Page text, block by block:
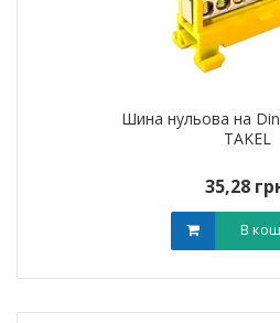
Шина нульова на
TAKEL
35,28
В